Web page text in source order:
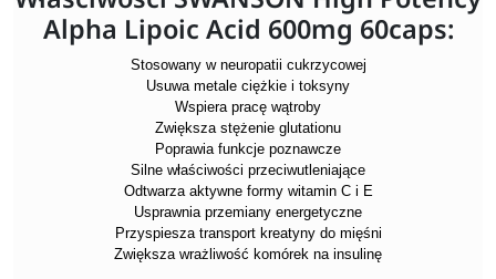
Alpha Lipoic Acid 600mg 60caps:
Stosowany w neuropatii cukrzycowej
Usuwa metale ciężkie i toksyny
Wspiera pracę wątroby
Zwiększa stężenie glutationu
Poprawia funkcje poznawcze
Silne właściwości przeciwutleniające
Odtwarza aktywne formy witamin C i E
Usprawnia przemiany energetyczne
Przyspiesza transport kreatyny do mięśni
Zwiększa wrażliwość komórek na insulinę